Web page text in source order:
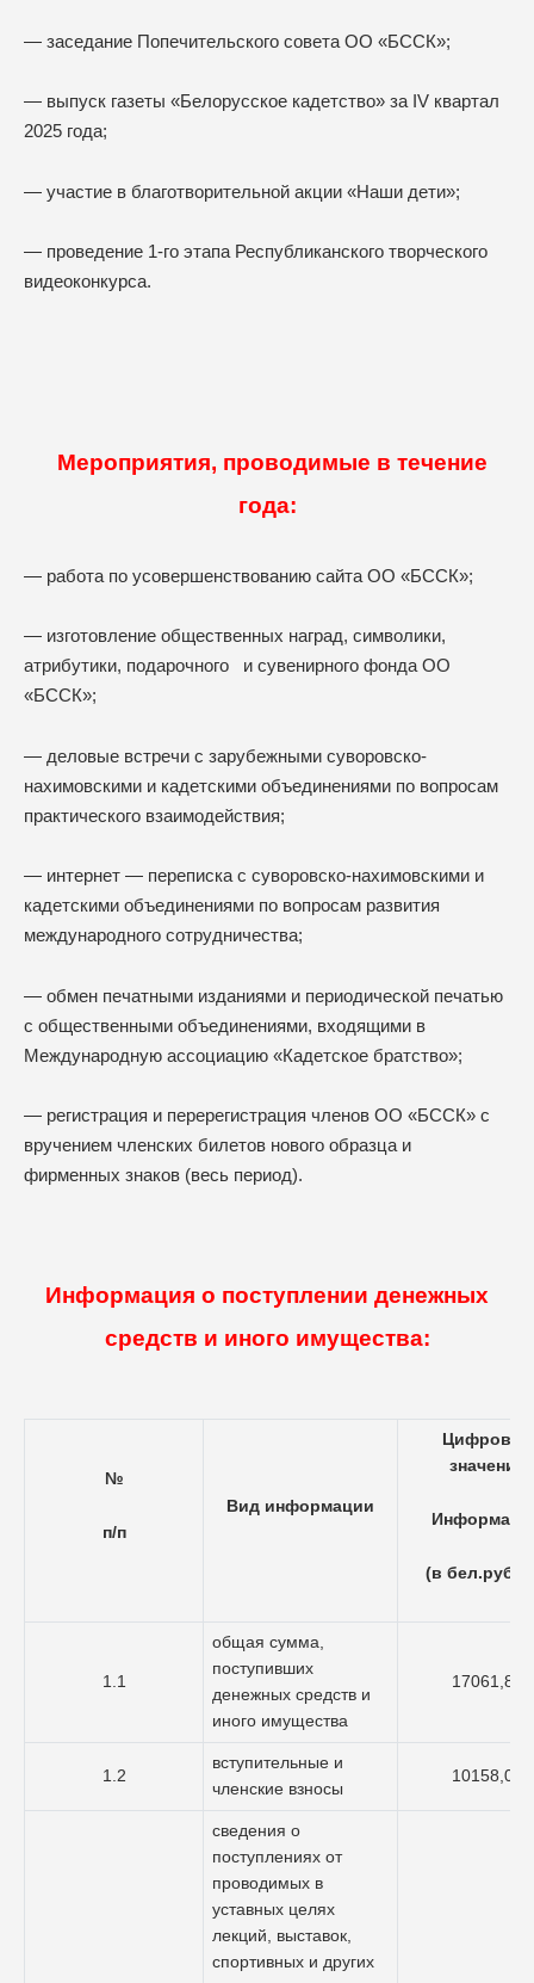
— заседание Попечительского совета ОО «БССК»;
— выпуск газеты «Белорусское кадетство» за IV квартал
2025 года;
— участие в благотворительной акции «Наши дети»;
— проведение 1-го этапа Республиканского творческого
видеоконкурса.
Мероприятия, проводимые в течение
года:
— работа по усовершенствованию сайта ОО «БССК»;
— изготовление общественных наград, символики,
атрибутики, подарочного и сувенирного фонда ОО
«БССК»;
— деловые встречи с зарубежными суворовско-
нахимовскими и кадетскими объединениями по вопросам
практического взаимодействия;
— интернет — переписка с суворовско-нахимовскими и
кадетскими объединениями по вопросам развития
международного сотрудничества;
— обмен печатными изданиями и периодической печатью
с общественными объединениями, входящими в
Международную ассоциацию «Кадетское братство»;
— регистрация и перерегистрация членов ОО «БССК» с
вручением членских билетов нового образца и
фирменных знаков (весь период).
Информация о поступлении денежных
средств и иного имущества:
№
п/п
Вид информации
Цифровое
значение
(в
1.1
общая сумма,
поступивших
денежных средств и
иного имущества
17061,84
1.2
вступительные и
членские взносы
10158,00
сведения о
поступлениях от
проводимых в
уставных целях
лекций, выставок,
спортивных и других